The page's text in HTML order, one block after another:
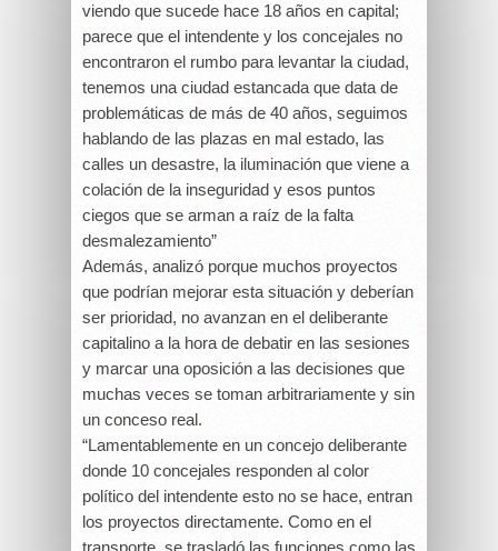
viendo que sucede hace 18 años en capital;
parece que el intendente y los concejales no
encontraron el rumbo para levantar la ciudad,
tenemos una ciudad estancada que data de
problemáticas de más de 40 años, seguimos
hablando de las plazas en mal estado, las
calles un desastre, la iluminación que viene a
colación de la inseguridad y esos puntos
ciegos que se arman a raíz de la falta
desmalezamiento”
Además, analizó porque muchos proyectos
que podrían mejorar esta situación y deberían
ser prioridad, no avanzan en el deliberante
capitalino a la hora de debatir en las sesiones
y marcar una oposición a las decisiones que
muchas veces se toman arbitrariamente y sin
un conceso real.
“Lamentablemente en un concejo deliberante
donde 10 concejales responden al color
político del intendente esto no se hace, entran
los proyectos directamente. Como en el
transporte, se trasladó las funciones como las